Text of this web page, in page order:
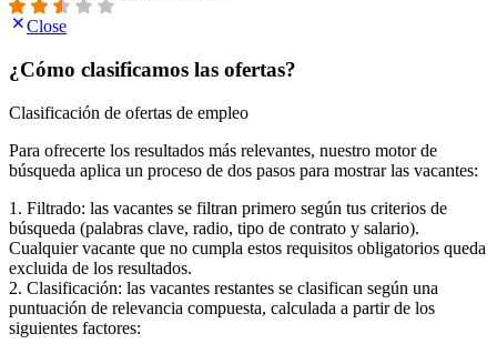
Close
¿Cómo clasificamos las ofertas?
Clasificación de ofertas de empleo
Para ofrecerte los resultados más relevantes, nuestro motor de
búsqueda aplica un proceso de dos pasos para mostrar las vacantes:
1. Filtrado: las vacantes se filtran primero según tus criterios de
búsqueda (palabras clave, radio, tipo de contrato y salario).
Cualquier vacante que no cumpla estos requisitos obligatorios queda
excluida de los resultados.
2. Clasificación: las vacantes restantes se clasifican según una
puntuación de relevancia compuesta, calculada a partir de los
siguientes factores: